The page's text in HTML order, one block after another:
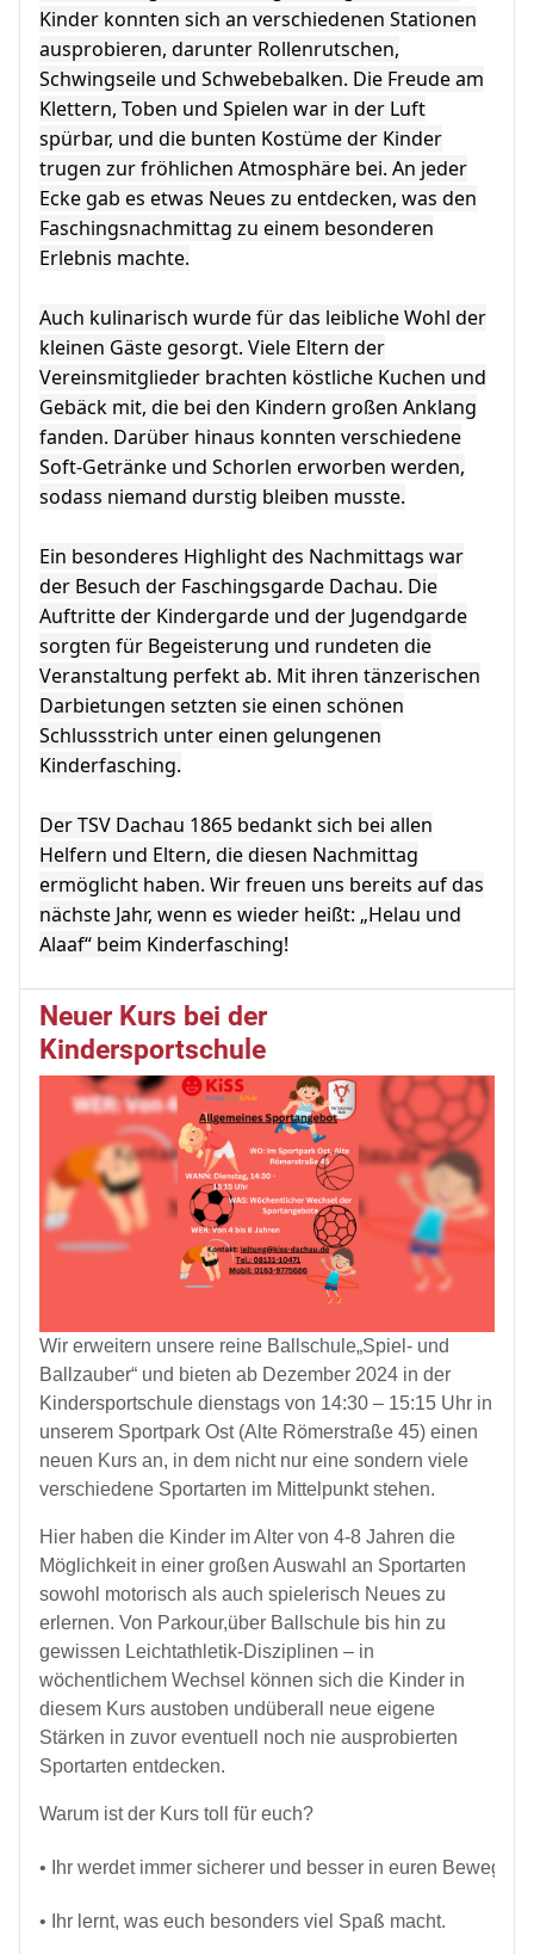
Kinder konnten sich an verschiedenen Stationen
ausprobieren, darunter Rollenrutschen,
Schwingseile und Schwebebalken. Die Freude am
Klettern, Toben und Spielen war in der Luft
spürbar, und die bunten Kostüme der Kinder
trugen zur fröhlichen Atmosphäre bei. An jeder
Ecke gab es etwas Neues zu entdecken, was den
Faschingsnachmittag zu einem besonderen
Erlebnis machte.
Auch kulinarisch wurde für das leibliche Wohl der
kleinen Gäste gesorgt. Viele Eltern der
Vereinsmitglieder brachten köstliche Kuchen und
Gebäck mit, die bei den Kindern großen Anklang
fanden. Darüber hinaus konnten verschiedene
Soft-Getränke und Schorlen erworben werden,
sodass niemand durstig bleiben musste.
Ein besonderes Highlight des Nachmittags war
der Besuch der Faschingsgarde Dachau. Die
Auftritte der Kindergarde und der Jugendgarde
sorgten für Begeisterung und rundeten die
Veranstaltung perfekt ab. Mit ihren tänzerischen
Darbietungen setzten sie einen schönen
Schlussstrich unter einen gelungenen
Kinderfasching.
Der TSV Dachau 1865 bedankt sich bei allen
Helfern und Eltern, die diesen Nachmittag
ermöglicht haben. Wir freuen uns bereits auf das
nächste Jahr, wenn es wieder heißt: „Helau und
Alaaf“ beim Kinderfasching!
Neuer Kurs bei der
Kindersportschule
Wir erweitern unsere reine Ballschule„Spiel- und
Ballzauber“ und bieten ab Dezember 2024 in der
Kindersportschule dienstags von 14:30 – 15:15 Uhr in
unserem Sportpark Ost (Alte Römerstraße 45) einen
neuen Kurs an, in dem nicht nur eine sondern viele
verschiedene Sportarten im Mittelpunkt stehen.
Hier haben die Kinder im Alter von 4-8 Jahren die
Möglichkeit in einer großen Auswahl an Sportarten
sowohl motorisch als auch spielerisch Neues zu
erlernen. Von Parkour,über Ballschule bis hin zu
gewissen Leichtathletik-Disziplinen – in
wöchentlichem Wechsel können sich die Kinder in
diesem Kurs austoben undüberall neue eigene
Stärken in zuvor eventuell noch nie ausprobierten
Sportarten entdecken.
Warum ist der Kurs toll für euch?
• Ihr werdet immer sicherer und besser in euren
• Ihr lernt, was euch besonders viel Spaß macht.